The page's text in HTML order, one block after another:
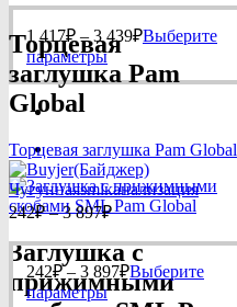
1
417₽
1 417₽ – 3 439₽Диапазон
1
439₽
Выберите
параметрыЭтот
товар
Опции
можно
выбрать
на
товара.
Заглушка с
прижимными
Торцевая
заглушка Pam
Global
Торцевая заглушка Pam Global
242₽ – 3 897₽Диапазон
242₽
–
3
242₽ – 3 897₽Диапазон
цен:
Выберите
параметрыЭтот